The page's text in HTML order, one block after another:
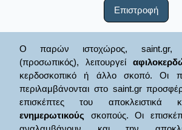
Επιστροφή
Ο παρών ιστοχώρος, saint.gr,
(προσωπικός), λειτουργεί
κερδοσκοπικό ή άλλο σκοπό. Οι
περιλαμβάνονται στο saint.gr
επισκέπτες του
ενημερωτικούς σκοπούς. Οι